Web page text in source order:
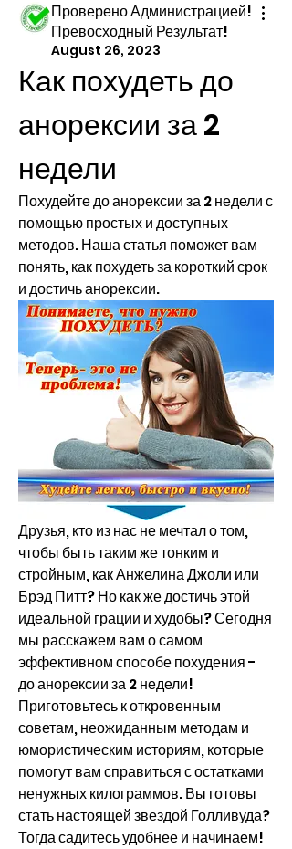
Проверено Администрацией!
Превосходный Результат!
August 26, 2023
Как похудеть до
анорексии за 2
недели
Похудейте до анорексии за 2 недели с
помощью простых и доступных
методов. Наша статья поможет вам
понять, как похудеть за короткий срок
и достичь анорексии.
Друзья, кто из нас не мечтал о том,
чтобы быть таким же тонким и
стройным, как Анжелина Джоли или
Брэд Питт? Но как же достичь этой
идеальной грации и худобы? Сегодня
мы расскажем вам о самом
эффективном способе похудения -
до анорексии за 2 недели!
Приготовьтесь к откровенным
советам, неожиданным методам и
юмористическим историям, которые
помогут вам справиться с остатками
ненужных килограммов. Вы готовы
стать настоящей звездой Голливуда?
Тогда садитесь удобнее и начинаем!